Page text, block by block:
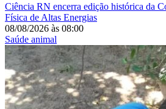
Ciência RN encerra edição histórica da
Física de Altas Energias
08/08/2026 às 08:00
Saúde animal